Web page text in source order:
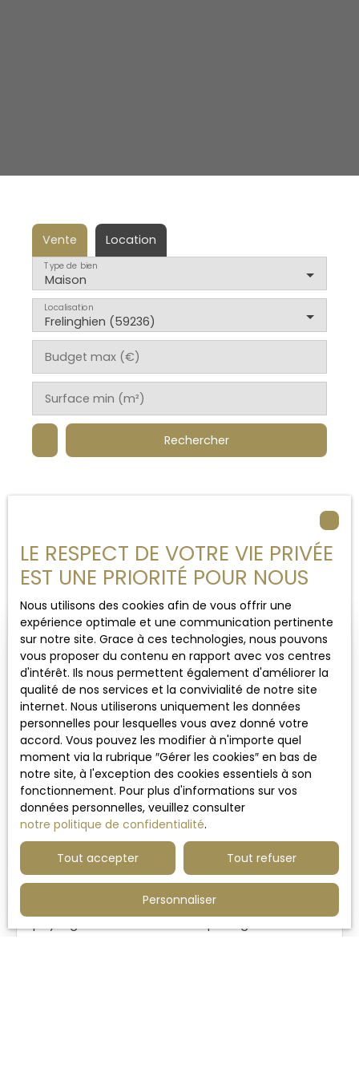
Vente Location
Maison
Type de bien
Frelinghien (59236)
Localisation
Budget max (€)
Surface min (m²)
Rechercher
Pertinence
Trier par Créer une alerte
680 000€
8
MAISON D'ARCHITECTE DE 180M2 SUR TERRAIN
PAYSAGER DE 1200M2
12pièces 183m²
Frelinghien 59236
Maison d’architecte de 180 m² sur terrain
LE RESPECT DE VOTRE VIE PRIVÉE
EST UNE PRIORITÉ POUR NOUS
Nous utilisons des cookies afin de vous offrir une
expérience optimale et une communication pertinente
sur notre site. Grace à ces technologies, nous pouvons
vous proposer du contenu en rapport avec vos centres
d'intérêt. Ils nous permettent également d'améliorer la
qualité de nos services et la convivialité de notre site
internet. Nous utiliserons uniquement les données
personnelles pour lesquelles vous avez donné votre
accord. Vous pouvez les modifier à n'importe quel
moment via la rubrique ″Gérer les cookies″ en bas de
notre site, à l'exception des cookies essentiels à son
fonctionnement. Pour plus d'informations sur vos
données personnelles, veuillez consulter
notre politique de confidentialité.
Tout accepter Tout refuser
Personnaliser